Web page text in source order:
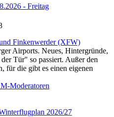
- Freitag
Finkenwerder (XFW)
Airports. Neues, Hintergründe,
Tür" so passiert. Außer den
für die gibt es einen eigenen
Moderatoren
2026/27